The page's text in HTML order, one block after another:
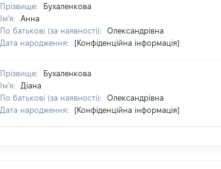
Прізвище:
Бухаленкова
Ім'я:
Анна
По батькові (за наявності):
Олександрівна
Дата народження:
[Конфіденційна інформація]
Прізвище:
Бухаленкова
Ім'я:
Діана
По батькові (за наявності):
Олександрівна
Дата народження:
[Конфіденційна інформація]